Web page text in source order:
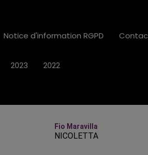
Fio Maravilla
NICOLETTA
Notice d'information RGPD
2023 2022